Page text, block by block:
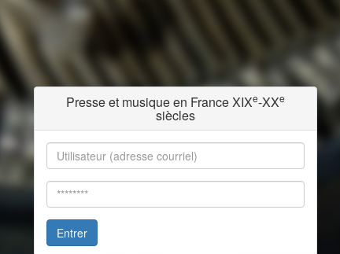
Presse et musique en France XIXe-XXe
siècles
Entrer